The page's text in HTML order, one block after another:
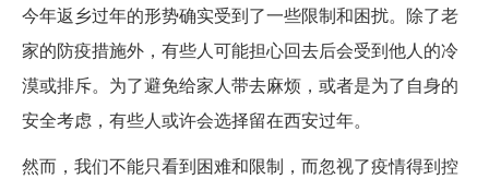
今年返乡过年的形势确实受到了一些限制和困扰。除了老
家的防疫措施外，有些人可能担心回去后会受到他人的冷
漠或排斥。为了避免给家人带去麻烦，或者是为了自身的
安全考虑，有些人或许会选择留在西安过年。
然而，我们不能只看到困难和限制，而忽视了疫情得到控